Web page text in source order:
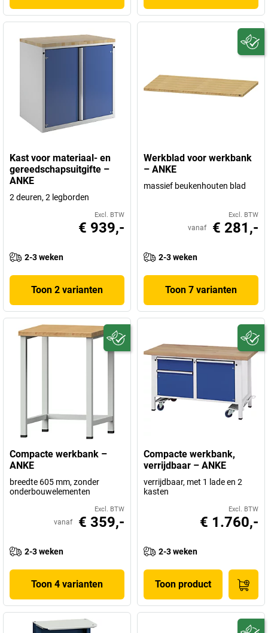
Kast voor materiaal- en
gereedschapsuitgifte –
ANKE
2 deuren, 2 legborden
Excl. BTW
€ 939,-
2-3 weken
Toon 2 varianten
Werkblad voor werkbank
– ANKE
massief beukenhouten blad
Excl. BTW
vanaf € 281,-
2-3 weken
Toon 7 varianten
Compacte werkbank –
ANKE
breedte 605 mm, zonder
onderbouwelementen
Excl. BTW
vanaf € 359,-
2-3 weken
Toon 4 varianten
Compacte werkbank,
verrijdbaar – ANKE
verrijdbaar, met 1 lade en 2
kasten
Excl. BTW
€ 1.760,-
2-3 weken
Toon product